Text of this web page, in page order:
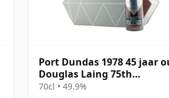
Port Dundas 1978 45 jaar
Douglas Laing 75th
Anniversary 2023 Bottling
70cl • 49.9%